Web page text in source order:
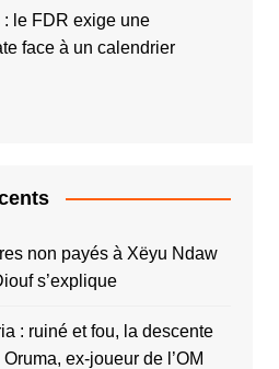
le FDR exige une
face à un calendrier
non payés à Xëyu Ndaw
s’explique
: ruiné et fou, la descente
ex-joueur de l’OM